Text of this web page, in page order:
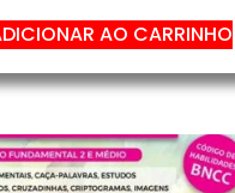
AO CARRINHO